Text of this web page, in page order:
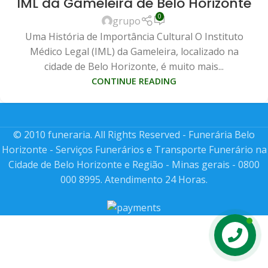
grupo 0
Uma História de Importância Cultural O Instituto
Médico Legal (IML) da Gameleira, localizado na
cidade de Belo Horizonte, é muito mais...
CONTINUE READING
© 2010 funeraria. All Rights Reserved - Funerária Belo
Horizonte - Serviços Funerários e Transporte Funerário na
Cidade de Belo Horizonte e Região - Minas gerais - 0800
000 8995. Atendimento 24 Horas.